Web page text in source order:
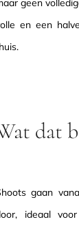
geen
en een
dat
gaan
ideaal